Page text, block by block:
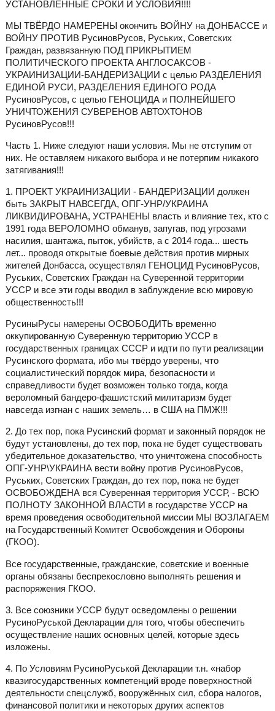
УСТАНОВЛЕННЫЕ СРОКИ И УСЛОВИЯ!!!!
МЫ ТВЁРДО НАМЕРЕНЫ окончить ВОЙНУ на ДОНБАССЕ и
ВОЙНУ ПРОТИВ РусиновРусов, Руських, Советских
Граждан, развязанную ПОД ПРИКРЫТИЕМ
ПОЛИТИЧЕСКОГО ПРОЕКТА АНГЛОСАКСОВ -
УКРАИНИЗАЦИИ-БАНДЕРИЗАЦИИ с целью РАЗДЕЛЕНИЯ
ЕДИНОЙ РУСИ, РАЗДЕЛЕНИЯ ЕДИНОГО РОДА
РусиновРусов, с целью ГЕНОЦИДА и ПОЛНЕЙШЕГО
УНИЧТОЖЕНИЯ СУВЕРЕНОВ АВТОХТОНОВ
РусиновРусов!!!
Часть 1. Ниже следуют наши условия. Мы не отступим от
них. Не оставляем никакого выбора и не потерпим никакого
затягивания!!!
1. ПРОЕКТ УКРАИНИЗАЦИИ - БАНДЕРИЗАЦИИ должен
быть ЗАКРЫТ НАВСЕГДА, ОПГ-УНР/УКРАИНА
ЛИКВИДИРОВАНА, УСТРАНЕНЫ власть и влияние тех, кто с
1991 года ВЕРОЛОМНО обманув, запугав, под угрозами
насилия, шантажа, пыток, убийств, а с 2014 года... шесть
лет... проводя открытые боевые действия против мирных
жителей Донбасса, осуществлял ГЕНОЦИД РусиновРусов,
Руських, Советских Граждан на Суверенной территории
УССР и все эти годы вводил в заблуждение всю мировую
общественность!!!
РусиныРусы намерены ОСВОБОДИТЬ временно
оккупированную Суверенную территорию УССР в
государственных границах СССР и идти по пути реализации
Русинского формата, ибо мы твёрдо уверены, что
социалистический порядок мира, безопасности и
справедливости будет возможен только тогда, когда
вероломный бандеро-фашистский милитаризм будет
навсегда изгнан с наших земель… в США на ПМЖ!!!
2. До тех пор, пока Русинский формат и законный порядок не
будут установлены, до тех пор, пока не будет существовать
убедительное доказательство, что уничтожена способность
ОПГ-УНР\УКРАИНА вести войну против РусиновРусов,
Руських, Советских Граждан, до тех пор, пока не будет
ОСВОБОЖДЕНА вся Суверенная территория УССР, - ВСЮ
ПОЛНОТУ ЗАКОННОЙ ВЛАСТИ в государстве УССР на
время проведения освободительной миссии МЫ ВОЗЛАГАЕМ
на Государственный Комитет Освобождения и Обороны
(ГКОО).
Все государственные, гражданские, советские и военные
органы обязаны беспрекословно выполнять решения и
распоряжения ГКОО.
3. Все союзники УССР будут осведомлены о решении
РусиноРуськой Декларации для того, чтобы обеспечить
осуществление наших основных целей, которые здесь
изложены.
4. По Условиям РусиноРуськой Декларации т.н. «набор
квазигосударственных компетенций вроде поверхностной
деятельности спецслужб, вооружённых сил, сбора налогов,
финансовой политики и некоторых других аспектов